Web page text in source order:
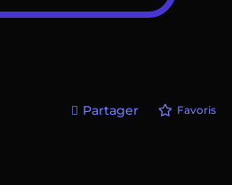
Partager Favoris